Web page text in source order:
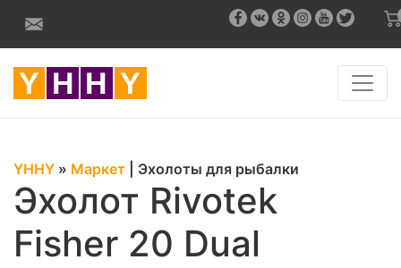
YHHY » Маркет Эхолоты для рыбалки
Эхолот Rivotek
Fisher 20 Dual